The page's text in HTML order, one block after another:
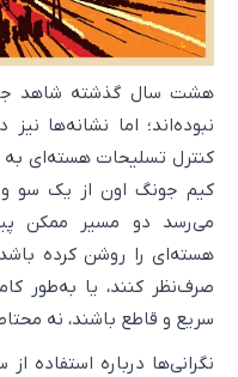
هشت سال گذشته شاهد
نبوده‌اند؛ اما نشانه‌ها
کنترل تسلیحات هسته‌ای
کیم جونگ اون از یک سو
می‌رسد دو مسیر ممکن
هسته‌ای را روشن کرده
صرف‌نظر کنند، یا به‌طور
سریع و قاطع باشند، نه
نگرانی‌ها درباره استفاده